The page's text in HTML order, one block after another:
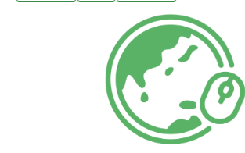
色彩。創意健康心誠則靈湖口鄉在地廟宇
宮、波羅汶三元宮、上湖里三元宮、祥喜
持。廖正仁說，他曾親眼看過神豬被灌食
當選村長後正好輪到15年輪值一次的義民
應該做點事。他解釋說，義民節中的「奉
家人感謝義民保鄉衛民的忠義精神，而農
拜，則彰顯客家人刻苦團結的「分福文化